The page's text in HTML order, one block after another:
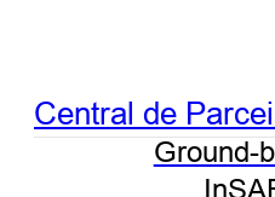
Ground-
Central de